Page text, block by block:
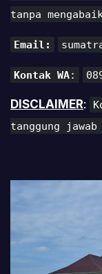
tanpa
Email:
Kontak WA:
DISCLAIMER:
tanggung